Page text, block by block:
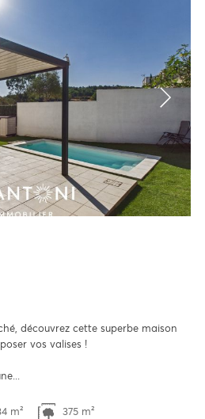
découvrez cette superbe maison
vos valises !
m² 375 m²